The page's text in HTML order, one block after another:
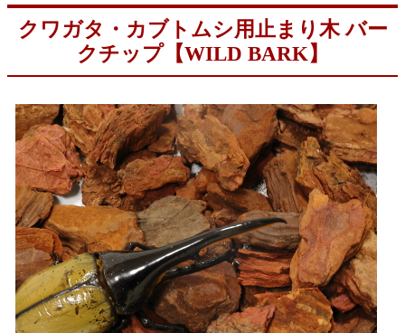
クワガタ・カブトムシ用止まり木 バー
クチップ【WILD BARK】